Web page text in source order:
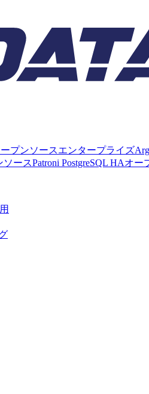
プンソースエンタープライズ
ソースPatroni PostgreSQL HAオー